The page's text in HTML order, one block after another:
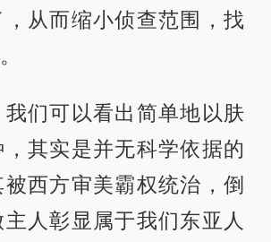
从而缩小侦查范围，找
们可以看出简单地以肤
其实是并无科学依据的
西方审美霸权统治，倒
人彰显属于我们东亚人